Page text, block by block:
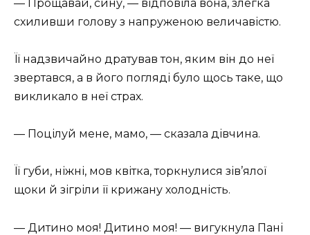
— Прощавай, сину, — відповіла вона, злегка
схиливши голову з напруженою величавістю.
Її надзвичайно дратував тон, яким він до неї
звертався, а в його погляді було щось таке, що
викликало в неї страх.
— Поцілуй мене, мамо, — сказала дівчина.
Її губи, ніжні, мов квітка, торкнулися зів’ялої
щоки й зігріли її крижану холодність.
— Дитино моя! Дитино моя! — вигукнула Пані